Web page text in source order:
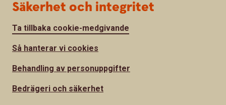
Säkerhet och integritet
Ta tillbaka cookie-medgivande
Så hanterar vi cookies
Behandling av personuppgifter
Bedrägeri och säkerhet